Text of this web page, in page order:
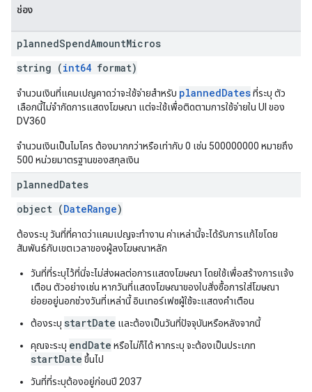
ช่อง
plannedSpendAmountMicros
string (int64 format)
จำนวนเงินที่แคมเปญคาดว่าจะใช้จ่ายสำหรับ plannedDatesที่ระบุ ตัว
เลือกนี้ไม่จำกัดการแสดงโฆษณา แต่จะใช้เพื่อติดตามการใช้จ่ายใน UI ของ
DV360
จำนวนเงินเป็นไมโคร ต้องมากกว่าหรือเท่ากับ 0 เช่น 500000000 หมายถึง
500 หน่วยมาตรฐานของสกุลเงิน
plannedDates
object (DateRange)
ต้องระบุ วันที่ที่คาดว่าแคมเปญจะทำงาน ค่าเหล่านี้จะได้รับการแก้ไขโดย
สัมพันธ์กับเขตเวลาของผู้ลงโฆษณาหลัก
วันที่ที่ระบุไว้ที่นี่จะไม่ส่งผลต่อการแสดงโฆษณา โดยใช้เพื่อสร้างการแจ้ง
เตือน ตัวอย่างเช่น หากวันที่แสดงโฆษณาของใบสั่งซื้อการใส่โฆษณา
ย่อยอยู่นอกช่วงวันที่เหล่านี้ อินเทอร์เฟซผู้ใช้จะแสดงคำเตือน
ต้องระบุ startDate และต้องเป็นวันที่ปัจจุบันหรือหลังจากนี้
คุณจะระบุ endDate หรือไม่ก็ได้ หากระบุ จะต้องเป็นประเภท
startDate ขึ้นไป
วันที่ที่ระบุต้องอยู่ก่อนปี 2037